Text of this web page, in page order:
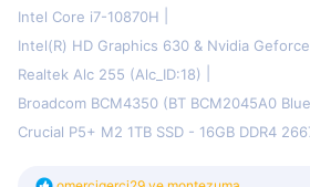
Intel Core i7-10870H
Intel(R) HD Graphics 630 & Nvidia
Realtek Alc 255 (Alc_ID:18)
Broadcom BCM4350 (BT BCM2045A0
Crucial P5+ M2 1TB SSD - 16GB DDR4